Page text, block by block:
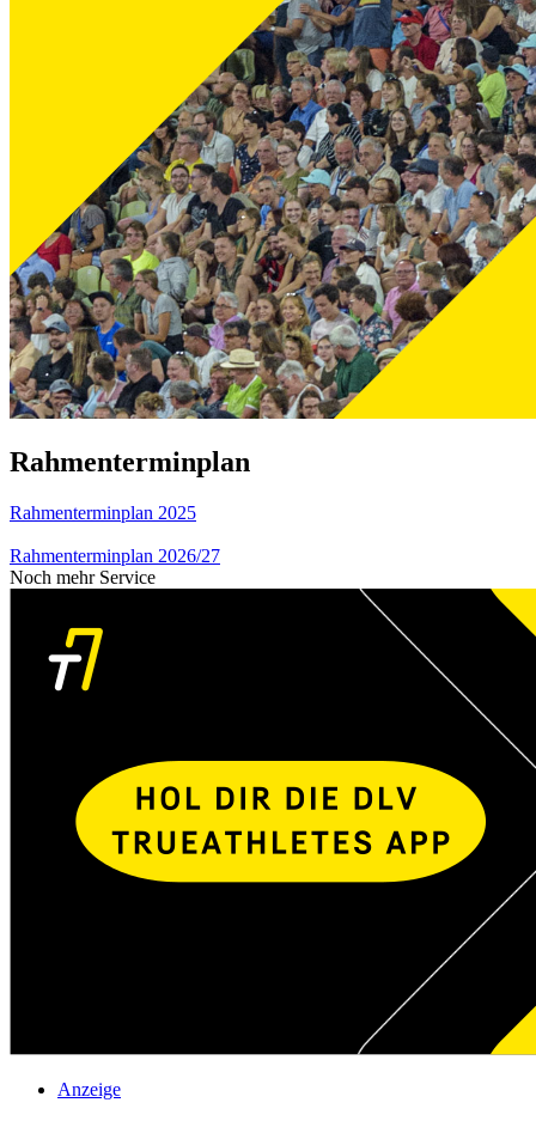
Rahmenterminplan
Rahmenterminplan 2025
Rahmenterminplan 2026/27
Noch mehr Service
Anzeige